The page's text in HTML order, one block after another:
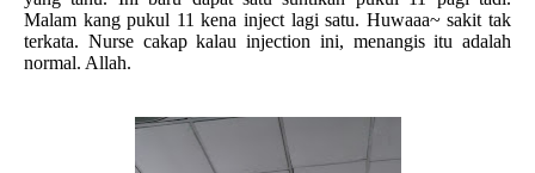
Malam kang pukul 11 kena inject lagi satu. Huwaaa~ sakit tak
terkata. Nurse cakap kalau injection ini, menangis itu adalah
normal. Allah.